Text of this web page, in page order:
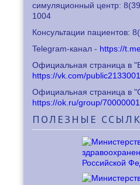
симуляционный центр: 8
1004
Консультации пациентов: 8
Telegram-канал - https://
Официальная страница в
https://vk.com/
Официальная страница в
https://ok.ru/group/
ПОЛЕЗНЫЕ